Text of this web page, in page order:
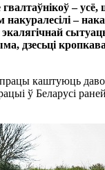
–
–
дзесьці
каштуюць
ў Беларусі